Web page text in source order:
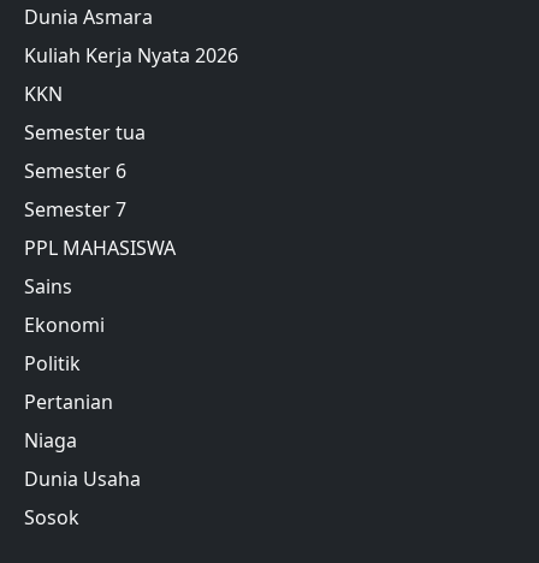
Dunia Asmara
Kuliah Kerja Nyata 2026
KKN
Semester tua
Semester 6
Semester 7
PPL MAHASISWA
Sains
Ekonomi
Politik
Pertanian
Niaga
Dunia Usaha
Sosok